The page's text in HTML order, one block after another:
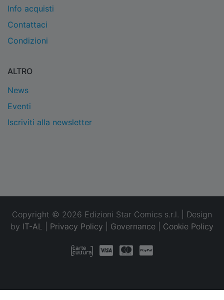
Info acquisti
Contattaci
Condizioni
ALTRO
News
Eventi
Iscriviti alla newsletter
Copyright © 2026 Edizioni Star Comics s.r.l. | Design
by IT-AL Privacy Policy Governance Cookie Policy